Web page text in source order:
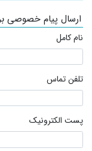
ارسال پیام خصوصی
نام کامل
تلفن تماس
پست الکترونیک